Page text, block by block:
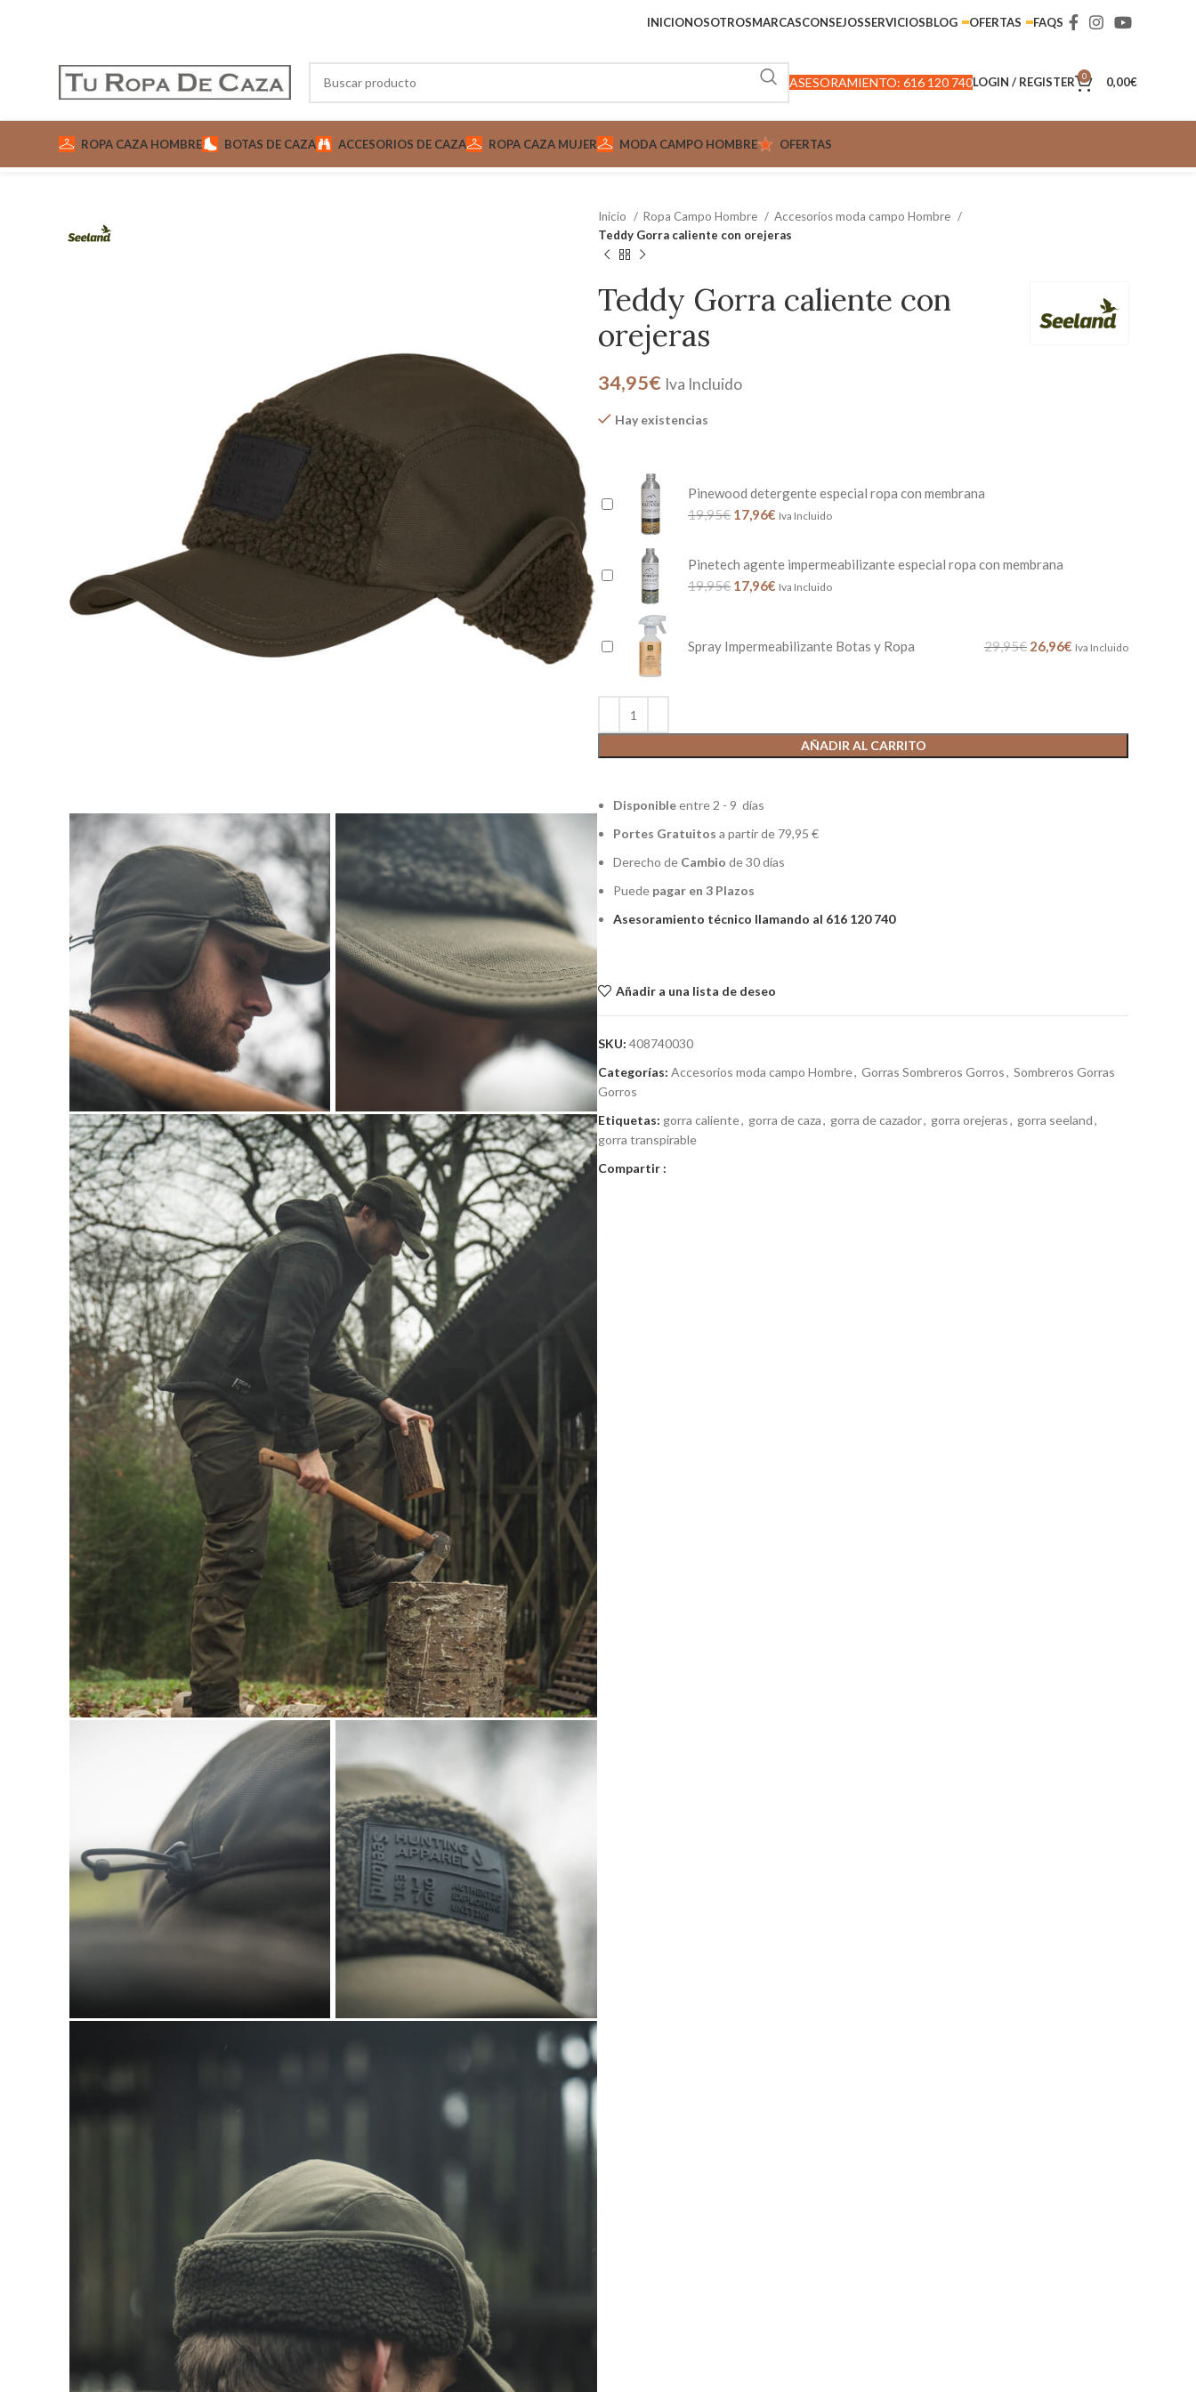
INICIONOSOTROSMARCASCONSEJOSSERVICIOSBLOG OFERTAS FAQS
ASESORAMIENTO: 616 120 740LOGIN / REGISTER 0 0,00€
ROPA CAZA HOMBRE BOTAS DE CAZA ACCESORIOS DE CAZA ROPA CAZA MUJER MODA CAMPO HOMBRE OFERTAS
Inicio Ropa Campo Hombre
Accesorios moda campo Hombre
Teddy Gorra caliente con orejeras
Teddy Gorra caliente con
orejeras
34,95€ Iva Incluido
Hay existencias
AÑADIR AL CARRITO
Pinewood detergente especial ropa con membrana
19,95€ 17,96€ Iva Incluido
Pinetech agente impermeabilizante especial ropa con membrana
19,95€ 17,96€ Iva Incluido
Spray Impermeabilizante Botas y Ropa 29,95€ 26,96€ Iva Incluido
Disponibleentre 2 - 9 días
Portes Gratuitos a partir de 79,95 €
Derecho de Cambio de 30 días
Puede pagar en 3 Plazos
Asesoramiento técnico llamando al 616 120 740
Añadir a una lista de deseo
SKU: 408740030
Categorías: Accesorios moda campo Hombre, Gorras Sombreros Gorros, Sombreros Gorras
Gorros
Etiquetas: gorra caliente, gorra de caza, gorra de cazador, gorra orejeras, gorra seeland,
gorra transpirable
Compartir :